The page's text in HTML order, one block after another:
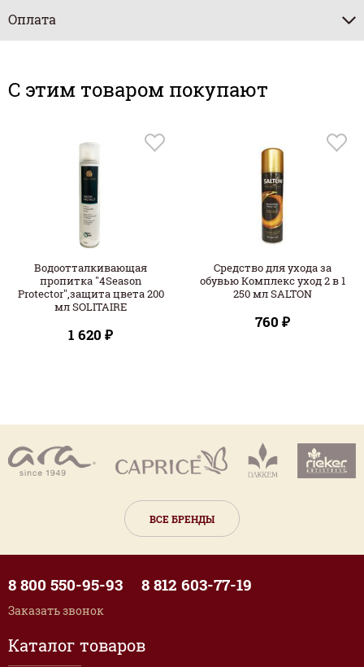
Оплата
C этим товаром покупают
Водоотталкивающая
пропитка "4Season
Protector",защита цвета 200
мл SOLITAIRE
1 620 ₽
Средство для ухода за
обувью Комплекс уход 2 в 1
250 мл SALTON
760 ₽
ВСЕ БРЕНДЫ
Каталог товаров
8 800 550-95-93 8 812 603-77-19
Заказать звонок